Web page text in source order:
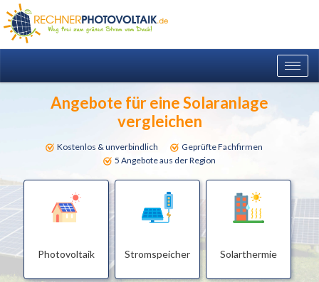
Angebote für eine Solaranlage
vergleichen
Kostenlos & unverbindlich
Geprüfte Fachfirmen
5 Angebote aus der Region
Photovoltaik Stromspeicher Solarthermie